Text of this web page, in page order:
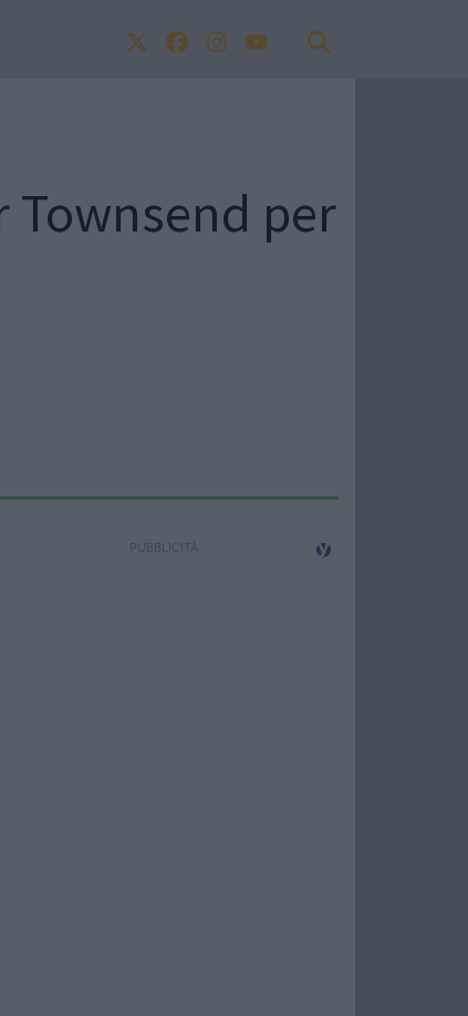
Townsend per